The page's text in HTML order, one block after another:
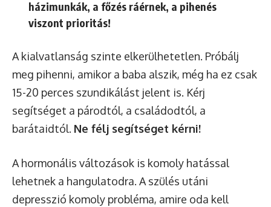
házimunkák, a főzés ráérnek, a pihenés
viszont prioritás!
A kialvatlanság szinte elkerülhetetlen. Próbálj
meg pihenni, amikor a baba alszik, még ha ez csak
15-20 perces szundikálást jelent is. Kérj
segítséget a párodtól, a családodtól, a
barátaidtól. Ne félj segítséget kérni!
A hormonális változások is komoly hatással
lehetnek a hangulatodra. A szülés utáni
depresszió komoly probléma, amire oda kell